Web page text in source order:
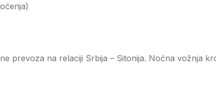
prevoza na relaciji Srbija – Sitonija. Noćna vožnja